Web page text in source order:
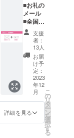
︎︎︎︎■お礼の
メール
︎︎︎︎■︎全国共
通前売
券(自筆
サイン
入り)
(注)お近
くの劇
場で上
映され
ない事
があっ
ても払
い戻し
はでき
支援
者：
13人
お届
け予
定：
2023
年12
月
詳細を見る
こ
の
リ
タ
ー
ン
を
選
択
す
る